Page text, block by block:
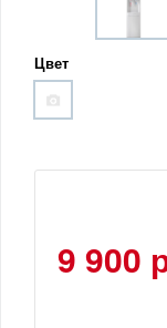
Цвет
9 900